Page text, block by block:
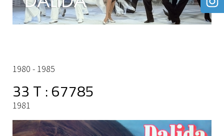
1980 - 1985
33 T : 67785
1981